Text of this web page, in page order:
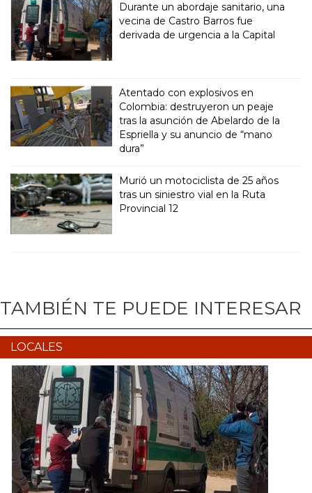
Durante un abordaje sanitario, una
vecina de Castro Barros fue
derivada de urgencia a la Capital
Atentado con explosivos en
Colombia: destruyeron un peaje
tras la asunción de Abelardo de la
Espriella y su anuncio de “mano
dura”
Murió un motociclista de 25 años
tras un siniestro vial en la Ruta
Provincial 12
TAMBIÉN TE PUEDE INTERESAR
LOCALES